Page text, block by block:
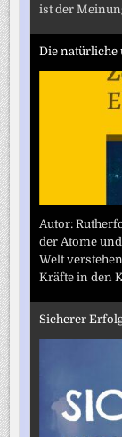
ist der
Die natürliche
Autor:
der Atome
Welt
Kräfte in den
Sicherer